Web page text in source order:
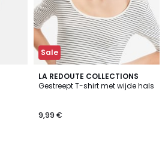
Sale
LA REDOUTE COLLECTIONS
Gestreept T-shirt met wijde hals
9,99 €
4,2
/ 5